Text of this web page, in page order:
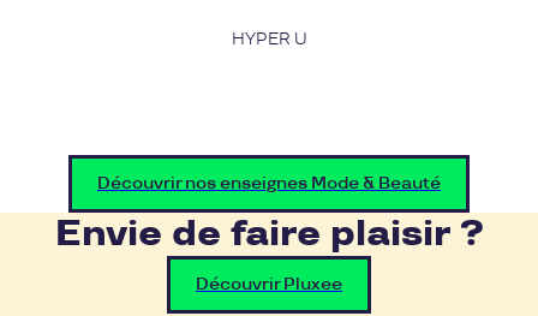
HYPER U
Découvrir nos enseignes Mode & Beauté
Envie de faire plaisir ?
Découvrir Pluxee